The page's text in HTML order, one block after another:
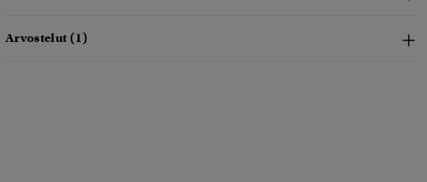
Arvostelut (1)